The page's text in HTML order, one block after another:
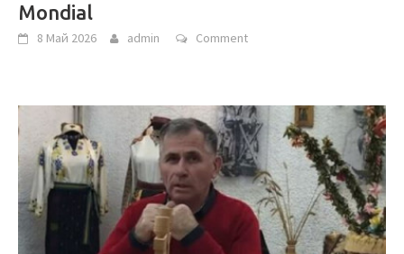
Mondial
8 Май 2026 admin Comment